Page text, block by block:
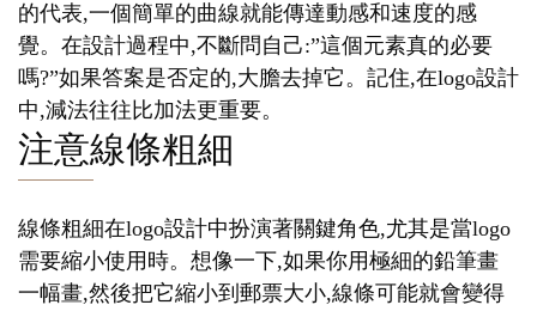
的代表,一個簡單的曲線就能傳達動感和速度的感
覺。在設計過程中,不斷問自己:”這個元素真的必要
嗎?”如果答案是否定的,大膽去掉它。記住,在logo設計
中,減法往往比加法更重要。
注意線條粗細
線條粗細在logo設計中扮演著關鍵角色,尤其是當logo
需要縮小使用時。想像一下,如果你用極細的鉛筆畫
一幅畫,然後把它縮小到郵票大小,線條可能就會變得